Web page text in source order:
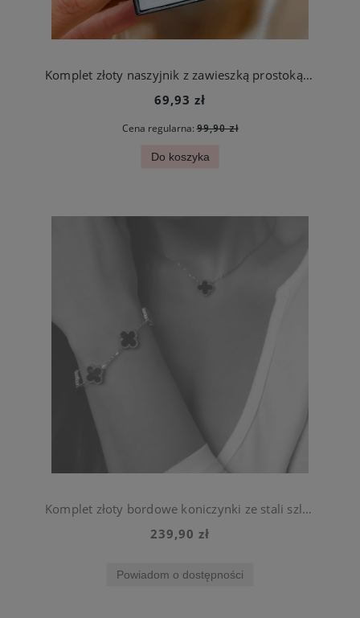
Komplet złoty naszyjnik z zawieszką prostokąt z czarnymi cyrkoniami + kolczyki
69,93 zł
Cena regularna:99,90 zł
Do koszyka
Komplet złoty bordowe koniczynki ze stali szlachetnej bransoletka i naszyjnik
239,90 zł
Powiadom o dostępności